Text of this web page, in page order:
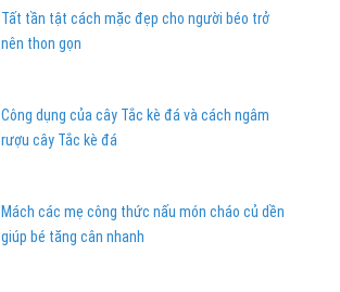
Tất tần tật cách mặc đẹp cho người béo trở
nên thon gọn
Công dụng của cây Tắc kè đá và cách ngâm
rượu cây Tắc kè đá
Mách các mẹ công thức nấu món cháo củ dền
giúp bé tăng cân nhanh